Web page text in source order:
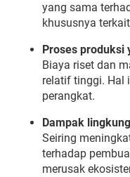
yang sama
khususnya terkait
Proses produksi
Biaya riset dan
relatif tinggi. Hal
perangkat.
Dampak
Seiring
terhadap
merusak